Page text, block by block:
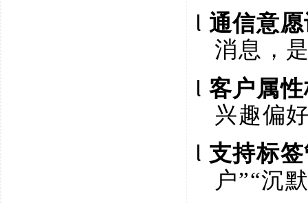
l 通信意
消息，
l 客户属
兴趣偏
l 支持标
户”“沉